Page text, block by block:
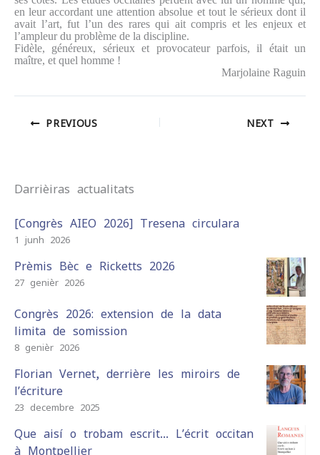
en leur accordant une attention absolue et tout le sérieux dont il
avait l’art, fut l’un des rares qui ait compris et les enjeux et
l’ampleur du problème de la discipline.
Fidèle, généreux, sérieux et provocateur parfois, il était un
maître, et quel homme !
Marjolaine Raguin
PREVIOUS NEXT
Darrièiras actualitats
[Congrès AIEO 2026] Tresena circulara
1 junh 2026
Prèmis Bèc e Ricketts 2026
27 genièr 2026
Congrès 2026: extension de la data
limita de somission
8 genièr 2026
Florian Vernet, derrière les miroirs de
l’écriture
23 decembre 2025
Que aisí o trobam escrit… L’écrit occitan
à Montpellier